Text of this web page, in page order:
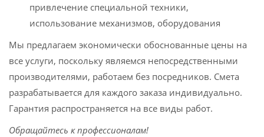
привлечение специальной техники,
использование механизмов, оборудования
Мы предлагаем экономически обоснованные цены на
все услуги, поскольку являемся непосредственными
производителями, работаем без посредников. Смета
разрабатывается для каждого заказа индивидуально.
Гарантия распространяется на все виды работ.
Обращайтесь к профессионалам!